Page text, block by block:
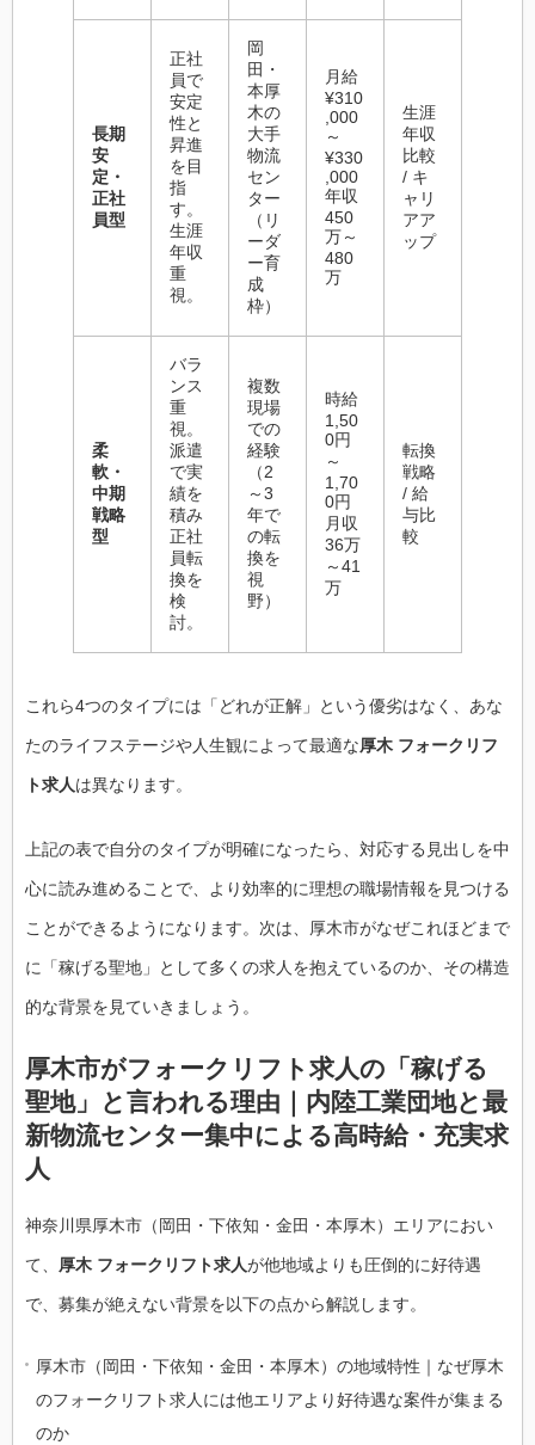
長期
安
定・
正社
員型
正社
員で
安定
性と
昇進
を目
指
す。
生涯
年収
重
視。
岡
田・
本厚
木の
大手
物流
セン
ター
（リ
ーダ
ー育
成
枠）
月給
¥310
,000
～
¥330
,000
年収
450
万～
480
万
生涯
年収
比較
/ キ
ャリ
アア
ップ
柔
軟・
中期
戦略
型
バラ
ンス
重
視。
派遣
で実
績を
積み
正社
員転
換を
検
討。
複数
現場
での
経験
（2
～3
年で
の転
換を
視
野）
時給
1,50
0円
～
1,70
0円
月収
36万
～41
万
転換
戦略
/ 給
与比
較
これら4つのタイプには「どれが正解」という優劣はなく、あな
たのライフステージや人生観によって最適な厚木 フォークリフ
ト求人は異なります。
上記の表で自分のタイプが明確になったら、対応する見出しを中
心に読み進めることで、より効率的に理想の職場情報を見つける
ことができるようになります。次は、厚木市がなぜこれほどまで
に「稼げる聖地」として多くの求人を抱えているのか、その構造
的な背景を見ていきましょう。
厚木市がフォークリフト求人の「稼げる
聖地」と言われる理由｜内陸工業団地と最
新物流センター集中による高時給・充実求
人
神奈川県厚木市（岡田・下依知・金田・本厚木）エリアにおい
て、 厚木 フォークリフト求人が他地域よりも圧倒的に好待遇
で、募集が絶えない背景を以下の点から解説します。
厚木市（岡田・下依知・金田・本厚木）の地域特性｜なぜ厚木
のフォークリフト求人には他エリアより好待遇な案件が集まる
のか